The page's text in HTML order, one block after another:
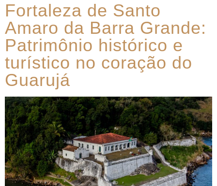
Fortaleza de Santo
Amaro da Barra Grande:
Patrimônio histórico e
turístico no coração do
Guarujá